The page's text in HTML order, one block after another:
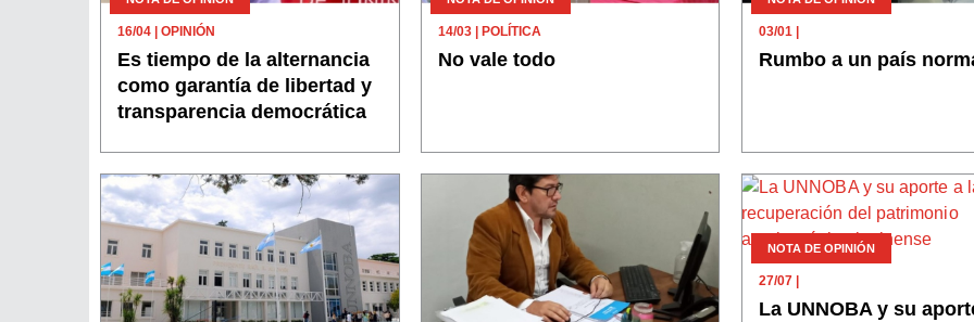
16/04 | OPINIÓN
Es tiempo de la alternancia
como garantía de libertad y
transparencia democrática
14/03| POLÍTICA
No vale todo
03/01 |
Rumbo a un país
NOTA DE OPINIÓN
27/07|
La UNNOBA y su